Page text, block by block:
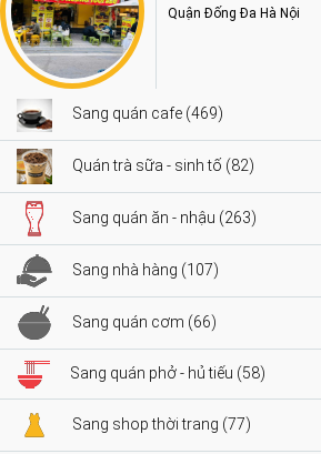
Quận Đống Đa Hà Nội
Sang quán cafe (469)
Quán trà sữa - sinh tố (82)
Sang quán ăn - nhậu (263)
Sang nhà hàng (107)
Sang quán cơm (66)
Sang quán phở - hủ tiếu (58)
Sang shop thời trang (77)